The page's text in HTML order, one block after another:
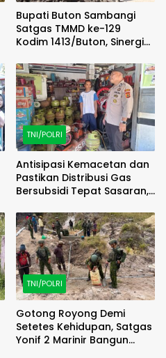
Bupati Buton Sambangi
Satgas TMMD ke-129
Kodim 1413/Buton, Sinergi
Menguat
TNI/POLRI
Antisipasi Kemacetan dan
Pastikan Distribusi Gas
Bersubsidi Tepat Sasaran,
Patroli
TNI/POLRI
Gotong Royong Demi
Setetes Kehidupan, Satgas
Yonif 2 Marinir Bangun